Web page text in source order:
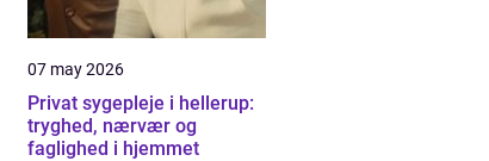
07 may 2026
Privat sygepleje i hellerup:
tryghed, nærvær og
faglighed i hjemmet